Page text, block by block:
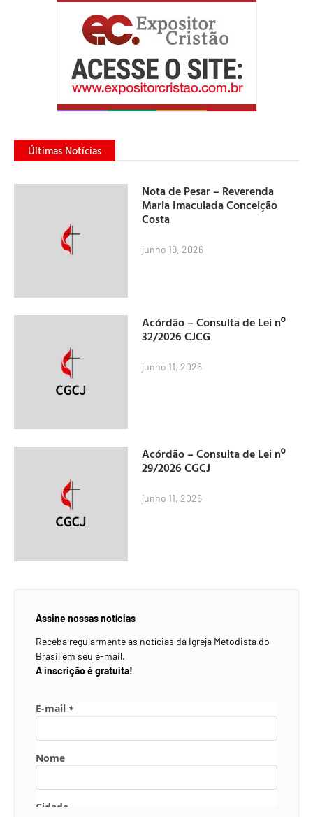
Últimas Notícias
Nota de Pesar – Reverenda
Maria Imaculada Conceição
Costa
junho 19, 2026
Acórdão – Consulta de Lei nº
32/2026 CJCG
junho 11, 2026
Acórdão – Consulta de Lei nº
29/2026 CGCJ
junho 11, 2026
Assine nossas notícias
Receba regularmente as notícias da Igreja Metodista do
Brasil em seu e-mail.
A inscrição é gratuita!